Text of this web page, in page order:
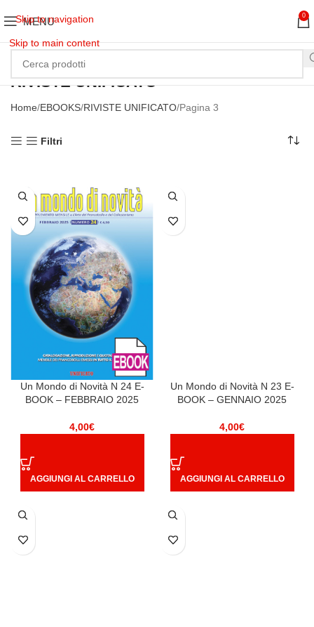
Skip to navigation
Skip to main content
MENU 0
RIVISTE UNIFICATO
Home EBOOKS RIVISTE UNIFICATO Pagina 3
Filtri
Un Mondo di Novità N 24 E-
BOOK – FEBBRAIO 2025
4,00€
AGGIUNGI AL CARRELLO
Un Mondo di Novità N 23 E-
BOOK – GENNAIO 2025
4,00€
AGGIUNGI AL CARRELLO